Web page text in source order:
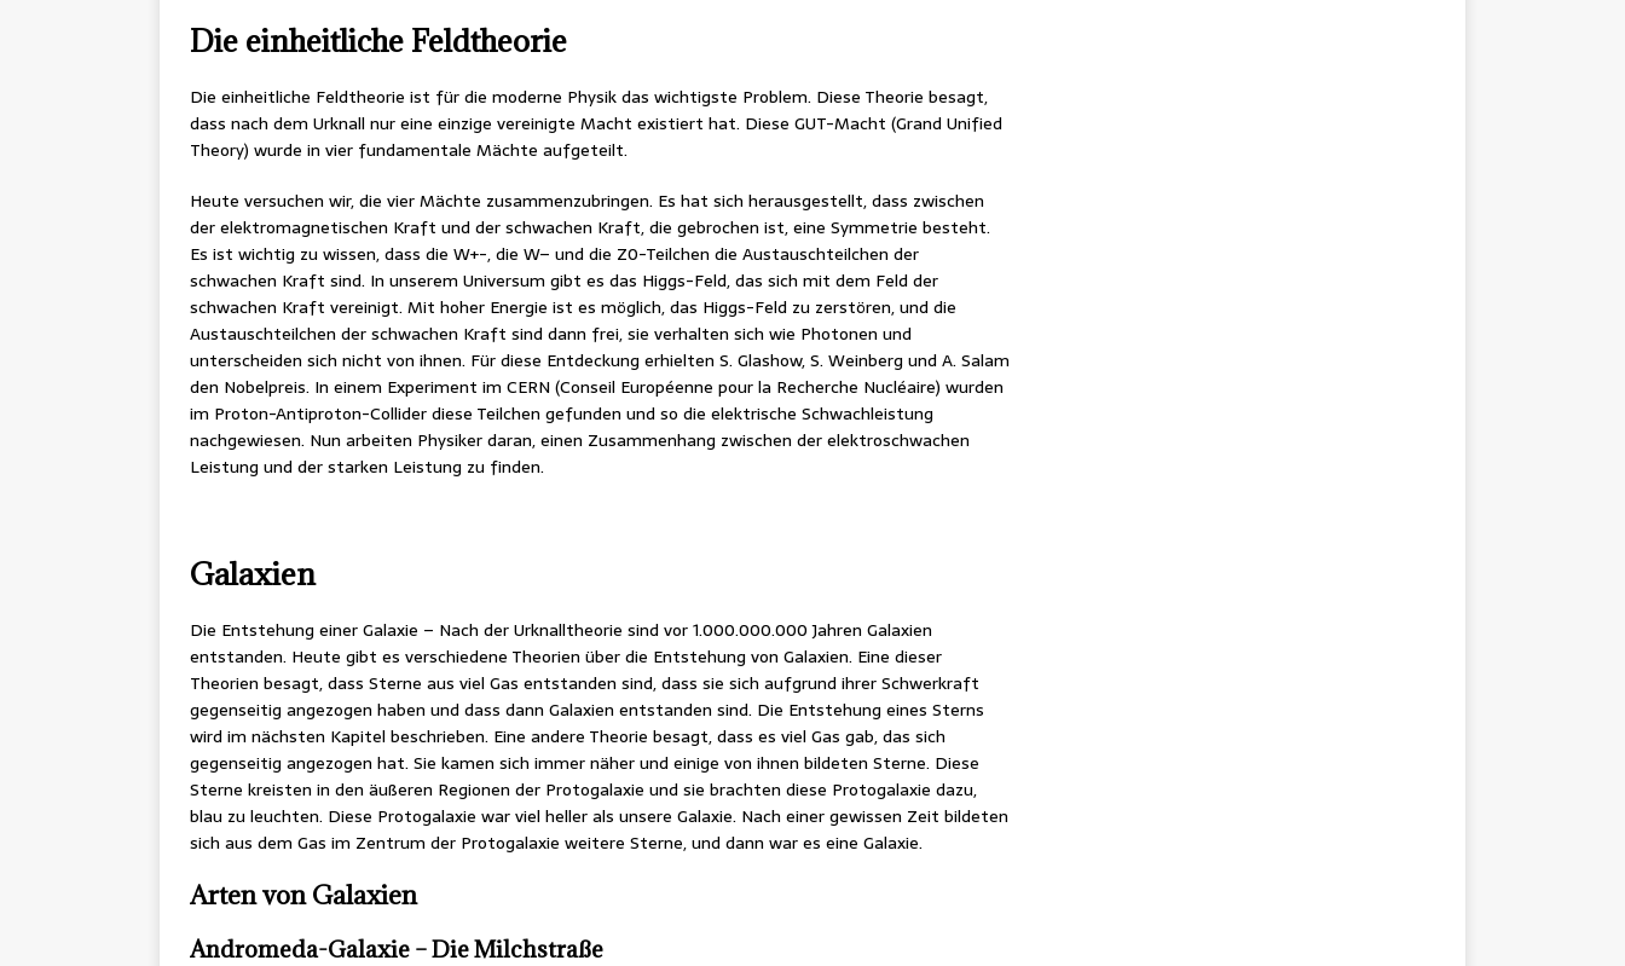
Die einheitliche Feldtheorie
Die einheitliche Feldtheorie ist für die moderne Physik das wichtigste Problem. Diese Theorie besagt,
dass nach dem Urknall nur eine einzige vereinigte Macht existiert hat. Diese GUT-Macht (Grand Unified
Theory) wurde in vier fundamentale Mächte aufgeteilt.
Heute versuchen wir, die vier Mächte zusammenzubringen. Es hat sich herausgestellt, dass zwischen
der elektromagnetischen Kraft und der schwachen Kraft, die gebrochen ist, eine Symmetrie besteht.
Es ist wichtig zu wissen, dass die W+-, die W– und die Z0-Teilchen die Austauschteilchen der
schwachen Kraft sind. In unserem Universum gibt es das Higgs-Feld, das sich mit dem Feld der
schwachen Kraft vereinigt. Mit hoher Energie ist es möglich, das Higgs-Feld zu zerstören, und die
Austauschteilchen der schwachen Kraft sind dann frei, sie verhalten sich wie Photonen und
unterscheiden sich nicht von ihnen. Für diese Entdeckung erhielten S. Glashow, S. Weinberg und A. Salam
den Nobelpreis. In einem Experiment im CERN (Conseil Européenne pour la Recherche Nucléaire) wurden
im Proton-Antiproton-Collider diese Teilchen gefunden und so die elektrische Schwachleistung
nachgewiesen. Nun arbeiten Physiker daran, einen Zusammenhang zwischen der elektroschwachen
Leistung und der starken Leistung zu finden.
Galaxien
Die Entstehung einer Galaxie – Nach der Urknalltheorie sind vor 1.000.000.000 Jahren Galaxien
entstanden. Heute gibt es verschiedene Theorien über die Entstehung von Galaxien. Eine dieser
Theorien besagt, dass Sterne aus viel Gas entstanden sind, dass sie sich aufgrund ihrer Schwerkraft
gegenseitig angezogen haben und dass dann Galaxien entstanden sind. Die Entstehung eines Sterns
wird im nächsten Kapitel beschrieben. Eine andere Theorie besagt, dass es viel Gas gab, das sich
gegenseitig angezogen hat. Sie kamen sich immer näher und einige von ihnen bildeten Sterne. Diese
Sterne kreisten in den äußeren Regionen der Protogalaxie und sie brachten diese Protogalaxie dazu,
blau zu leuchten. Diese Protogalaxie war viel heller als unsere Galaxie. Nach einer gewissen Zeit bildeten
sich aus dem Gas im Zentrum der Protogalaxie weitere Sterne, und dann war es eine Galaxie.
Arten von Galaxien
Andromeda-Galaxie – Die Milchstraße